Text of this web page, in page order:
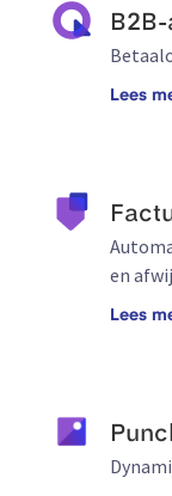
Lees
en
Lees